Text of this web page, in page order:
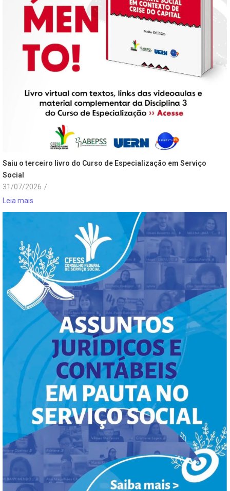
Saiu o terceiro livro do Curso de Especialização em Serviço
Social
31/07/2026 /
Leia mais